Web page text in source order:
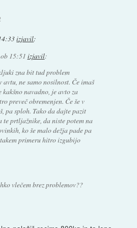
izjavil:
15:51 izjavil:
zna bit tud problem
avtu, ne samo nosilnost. Če imaš
kakšno navadno, je avto za
preveč obremenjen. Če še v
pa sploh. Tako da dajte pazit
te prtljažnike, da niste potem na
ko še malo dežja pade pa
primeru hitro izgubijo
vlečem brez problemov??